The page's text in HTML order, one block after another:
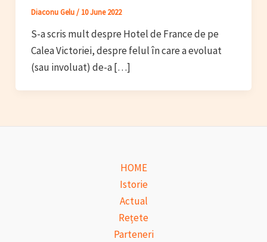
Diaconu Gelu/ 10 June 2022
S-a scris mult despre Hotel de France de pe
Calea Victoriei, despre felul în care a evoluat
(sau involuat) de-a […]
HOME
Istorie
Actual
Rețete
Parteneri